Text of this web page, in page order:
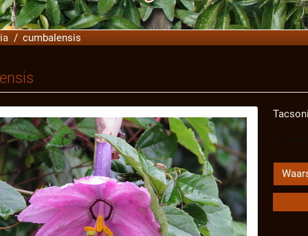
cumbalensis